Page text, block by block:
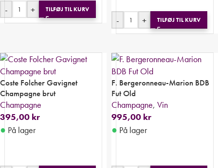
- + TILFØJ TIL KURV
- + TILFØJ TIL KURV
Coste Folcher Gavignet
Champagne brut
Champagne
395,00 kr
● På lager
F. Bergeronneau-Marion BDB
Fut Old
Champagne, Vin
995,00 kr
● På lager